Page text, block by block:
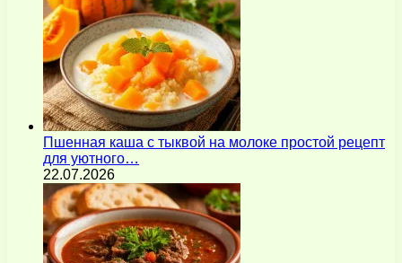
Пшенная каша с тыквой на молоке простой рецепт
для уютного…
22.07.2026